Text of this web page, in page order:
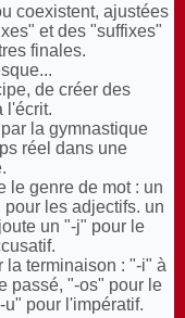
coexistent, ajustées
et des "suffixes"
finales.
de créer des
l'écrit.
la gymnastique
réel dans une
le genre de mot : un
les adjectifs. un
un "-j" pour le
la terminaison : "-i" à
passé, "-os" pour le
pour l'impératif.